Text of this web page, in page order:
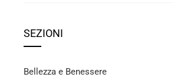
SEZIONI
Bellezza e Benessere